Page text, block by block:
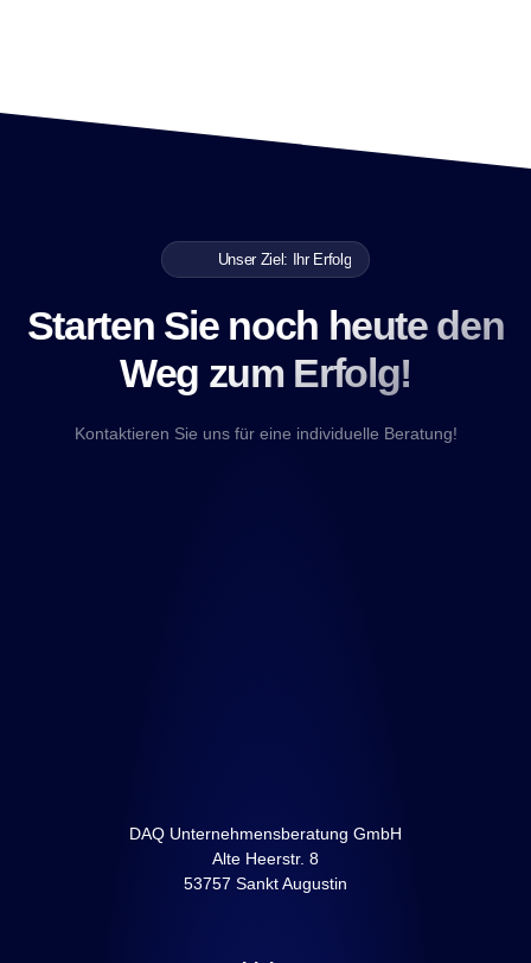
Unser Ziel: Ihr Erfolg
Starten Sie noch heute den
Weg zum Erfolg!
Kontaktieren Sie uns für eine individuelle Beratung!
DAQ Unternehmensberatung GmbH
Alte Heerstr. 8
53757 Sankt Augustin